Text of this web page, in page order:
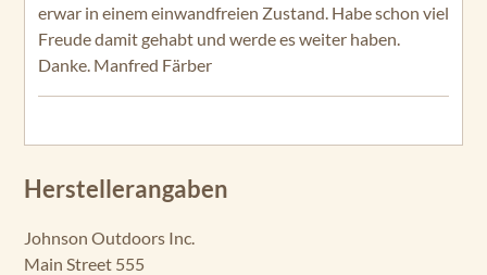
erwar in einem einwandfreien Zustand. Habe schon viel
Freude damit gehabt und werde es weiter haben.
Danke. Manfred Färber
Herstellerangaben
Johnson Outdoors Inc.
Main Street 555